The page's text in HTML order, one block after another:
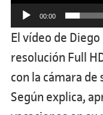
00:00
El vídeo de
resolución Full
con la cámara
Según explica,